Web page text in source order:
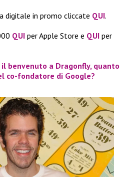
digitale in promo cliccate QUI.
QUI per Apple Store e QUI per
il benvenuto a Dragonfly, quanto
co-fondatore di Google?